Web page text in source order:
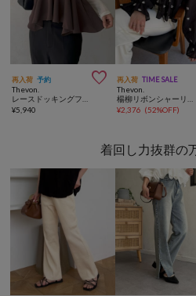
再入荷 予約 
Thevon.
レースドッキングフリルビスチェ
¥5,940
再入荷 TIME SALE
Thevon.
楊柳リボンシャーリングシアーブラウス
¥2,376 (52%OFF)
着回し力抜群の